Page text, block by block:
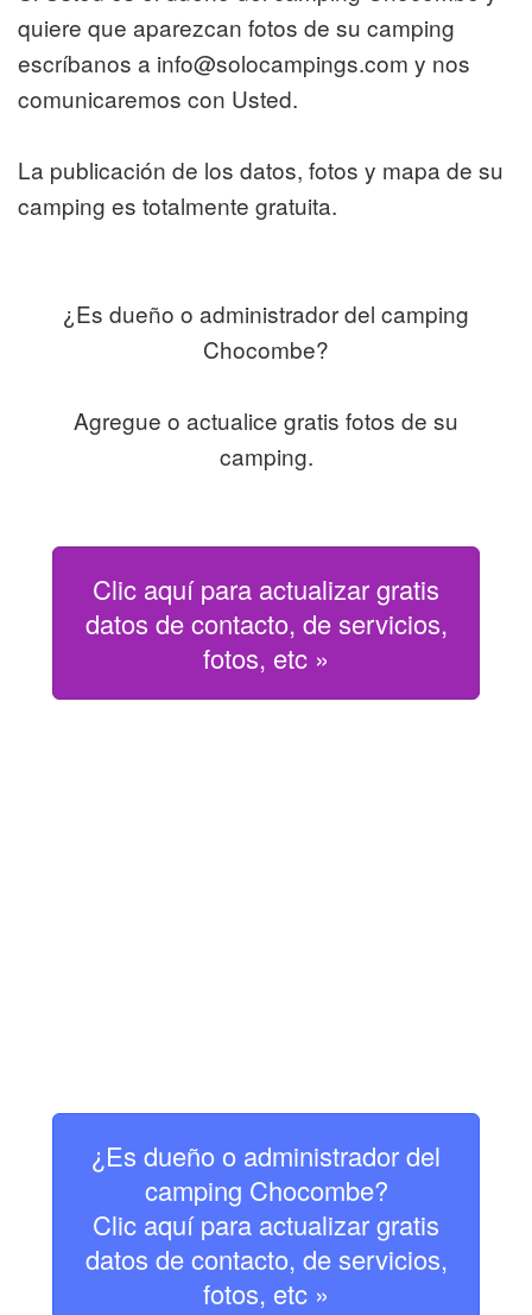
quiere que aparezcan fotos de su camping
escríbanos a info@solocampings.com y nos
comunicaremos con Usted.
La publicación de los datos, fotos y mapa de su
camping es totalmente gratuita.
¿Es dueño o administrador del camping
Chocombe?
Agregue o actualice gratis fotos de su
camping.
Clic aquí para actualizar gratis
datos de contacto, de servicios,
fotos, etc »
¿Es dueño o administrador del
camping Chocombe?
Clic aquí para actualizar gratis
datos de contacto, de servicios,
fotos, etc »